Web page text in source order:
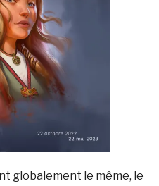
globalement le même, le